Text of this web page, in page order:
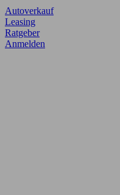
Autoverkauf
Leasing
Ratgeber
Anmelden